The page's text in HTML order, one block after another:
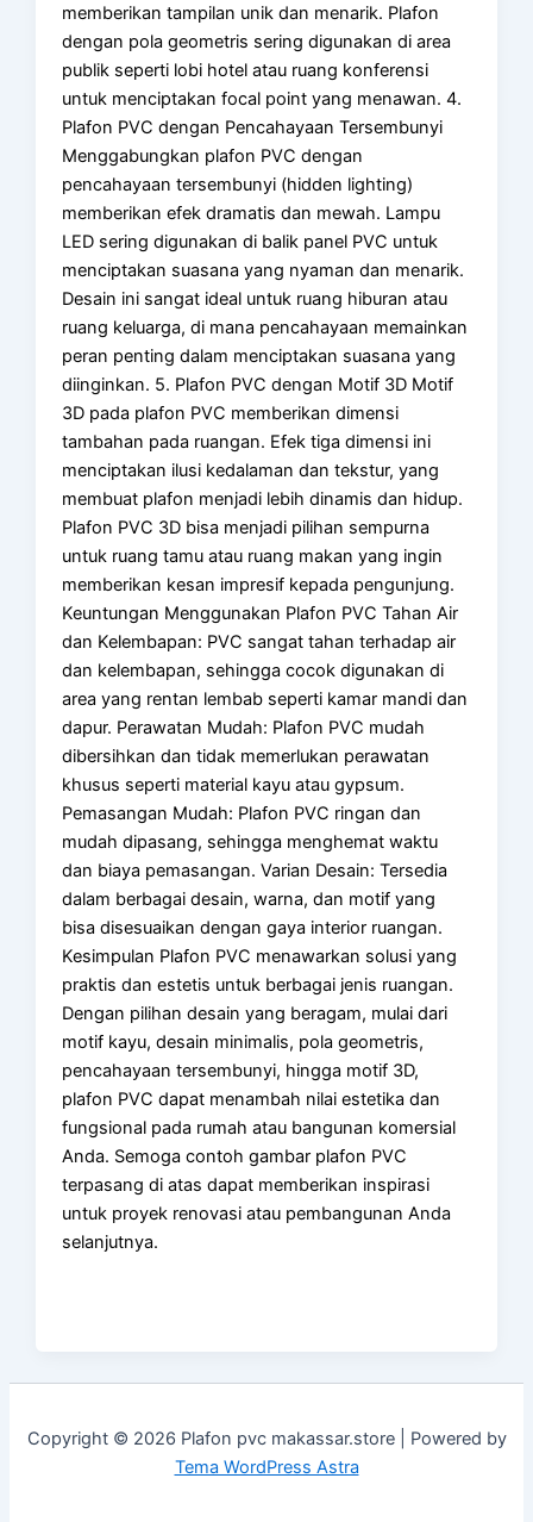
memberikan tampilan unik dan menarik. Plafon
dengan pola geometris sering digunakan di area
publik seperti lobi hotel atau ruang konferensi
untuk menciptakan focal point yang menawan. 4.
Plafon PVC dengan Pencahayaan Tersembunyi
Menggabungkan plafon PVC dengan
pencahayaan tersembunyi (hidden lighting)
memberikan efek dramatis dan mewah. Lampu
LED sering digunakan di balik panel PVC untuk
menciptakan suasana yang nyaman dan menarik.
Desain ini sangat ideal untuk ruang hiburan atau
ruang keluarga, di mana pencahayaan memainkan
peran penting dalam menciptakan suasana yang
diinginkan. 5. Plafon PVC dengan Motif 3D Motif
3D pada plafon PVC memberikan dimensi
tambahan pada ruangan. Efek tiga dimensi ini
menciptakan ilusi kedalaman dan tekstur, yang
membuat plafon menjadi lebih dinamis dan hidup.
Plafon PVC 3D bisa menjadi pilihan sempurna
untuk ruang tamu atau ruang makan yang ingin
memberikan kesan impresif kepada pengunjung.
Keuntungan Menggunakan Plafon PVC Tahan Air
dan Kelembapan: PVC sangat tahan terhadap air
dan kelembapan, sehingga cocok digunakan di
area yang rentan lembab seperti kamar mandi dan
dapur. Perawatan Mudah: Plafon PVC mudah
dibersihkan dan tidak memerlukan perawatan
khusus seperti material kayu atau gypsum.
Pemasangan Mudah: Plafon PVC ringan dan
mudah dipasang, sehingga menghemat waktu
dan biaya pemasangan. Varian Desain: Tersedia
dalam berbagai desain, warna, dan motif yang
bisa disesuaikan dengan gaya interior ruangan.
Kesimpulan Plafon PVC menawarkan solusi yang
praktis dan estetis untuk berbagai jenis ruangan.
Dengan pilihan desain yang beragam, mulai dari
motif kayu, desain minimalis, pola geometris,
pencahayaan tersembunyi, hingga motif 3D,
plafon PVC dapat menambah nilai estetika dan
fungsional pada rumah atau bangunan komersial
Anda. Semoga contoh gambar plafon PVC
terpasang di atas dapat memberikan inspirasi
untuk proyek renovasi atau pembangunan Anda
selanjutnya.
Copyright © 2026 Plafon pvc makassar.store | Powered by
Tema WordPress Astra